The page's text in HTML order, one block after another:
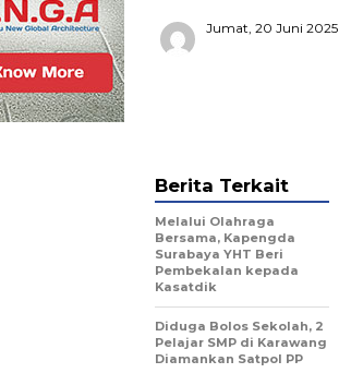
Jumat, 20 Juni 2025
Berita Terkait
Melalui Olahraga
Bersama, Kapengda
Surabaya YHT Beri
Pembekalan kepada
Kasatdik
Diduga Bolos Sekolah, 2
Pelajar SMP di Karawang
Diamankan Satpol PP